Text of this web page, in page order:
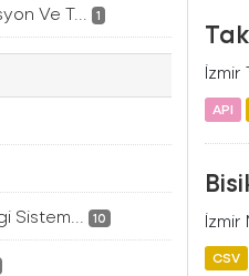
Ve T... 1
Sistem... 10
API
İzmir
CSV